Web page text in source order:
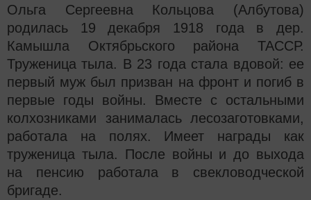
Ольга Сергеевна Кольцова (Албутова)
родилась 19 декабря 1918 года в дер.
Камышла Октябрьского района ТАССР.
Труженица тыла. В 23 года стала вдовой: ее
первый муж был призван на фронт и погиб в
первые годы войны. Вместе с остальными
колхозниками занималась лесозаготовками,
работала на полях. Имеет награды как
труженица тыла. После войны и до выхода
на пенсию работала в свекловодческой
бригаде.